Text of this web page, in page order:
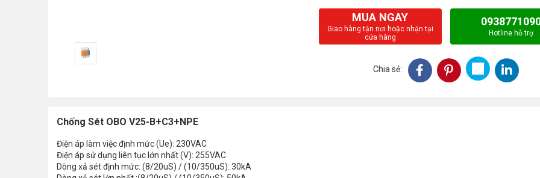
MUA NGAY
Giao hàng tận nơi hoặc nhận tại
cửa hàng
Hotline hỗ trợ
Chia sẻ:
Chống Sét OBO V25-B+C3+NPE
Điện áp làm việc định mức (Ue): 230VAC
Điện áp sử dụng liên tục lớn nhất (V): 255VAC
Dòng xả sét định mức: (8/20uS) / (10/350uS): 30kA